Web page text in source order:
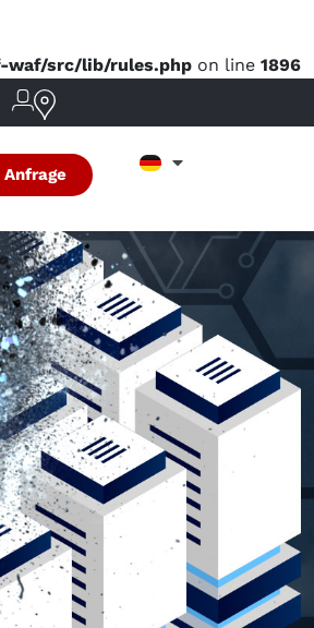
waf/src/lib/rules.php on line 1896
Anfrage